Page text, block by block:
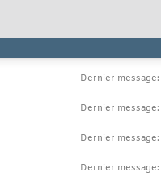
Dernier message:
Dernier message:
Dernier message:
Dernier message: